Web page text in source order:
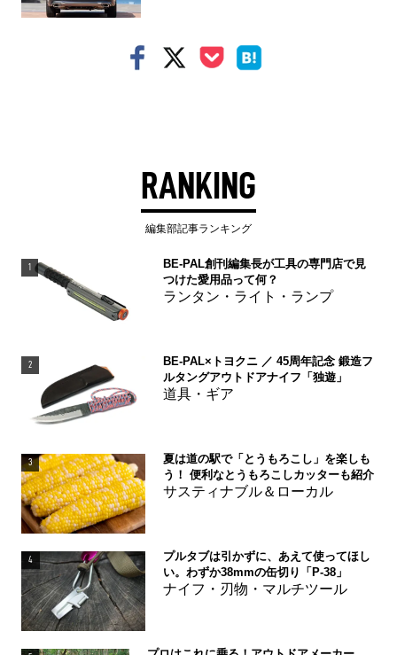
RANKING
編集部記事ランキング
1
BE-PAL創刊編集長が工具の専門店で見
つけた愛用品って何？
ランタン・ライト・ランプ
2
BE-PAL×トヨクニ ／ 45周年記念 鍛造フ
ルタングアウトドアナイフ「独遊」
道具・ギア
3
夏は道の駅で「とうもろこし」を楽しも
う！ 便利なとうもろこしカッターも紹介
サスティナブル＆ローカル
4
プルタブは引かずに、あえて使ってほし
い。わずか38mmの缶切り「P-38」
ナイフ・刃物・マルチツール